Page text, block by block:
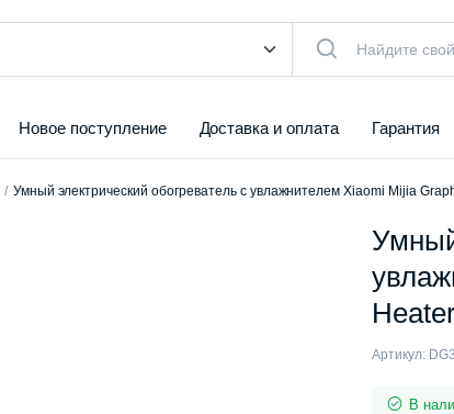
Новое поступление Доставка и оплата Гарантия
Умный электрический обогреватель с увлажнителем Xiaomi Mijia
Артикул:
В